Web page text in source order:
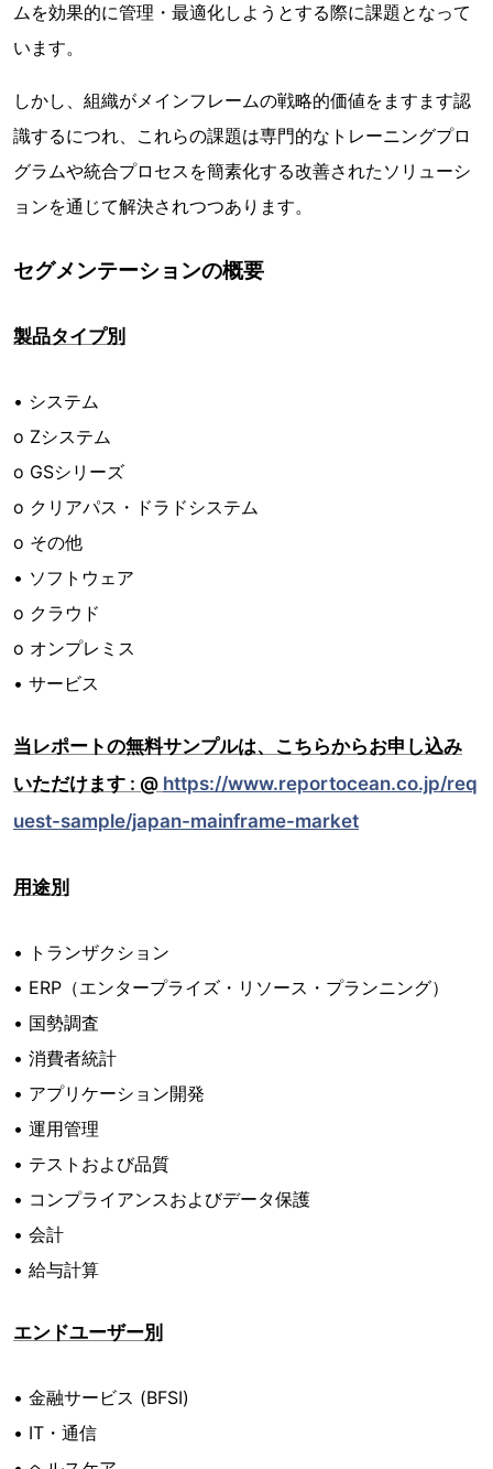
ムを効果的に管理・最適化しようとする際に課題となって
います。
しかし、組織がメインフレームの戦略的価値をますます認
識するにつれ、これらの課題は専門的なトレーニングプロ
グラムや統合プロセスを簡素化する改善されたソリューシ
ョンを通じて解決されつつあります。
セグメンテーションの概要
製品タイプ別
• システム
o Zシステム
o GSシリーズ
o クリアパス・ドラドシステム
o その他
• ソフトウェア
o クラウド
o オンプレミス
• サービス
当レポートの無料サンプルは、こちらからお申し込み
いただけます : @ https://www.reportocean.co.jp/req
uest-sample/japan-mainframe-market
用途別
• トランザクション
• ERP（エンタープライズ・リソース・プランニング）
• 国勢調査
• 消費者統計
• アプリケーション開発
• 運用管理
• テストおよび品質
• コンプライアンスおよびデータ保護
• 会計
• 給与計算
エンドユーザー別
• 金融サービス (BFSI)
• IT・通信